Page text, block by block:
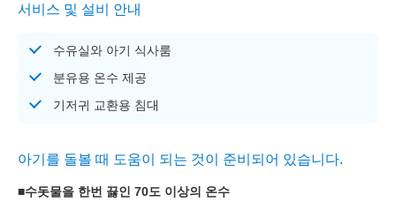
서비스 및 설비 안내
수유실와 아기 식사룸
분유용 온수 제공
기저귀 교환용 침대
아기를 돌볼 때 도움이 되는 것이 준비되어 있습니다.
■수돗물을 한번 끓인 70도 이상의 온수